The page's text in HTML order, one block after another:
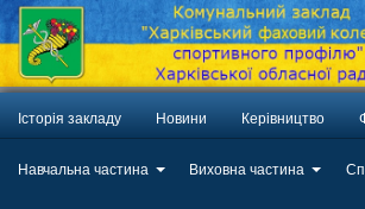
Історія закладу Новини Керівництво
Навчальна частина Виховна частина